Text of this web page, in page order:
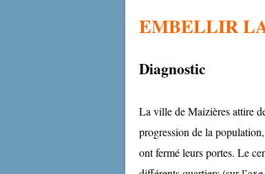
EMBELLIR
Diagnostic
La ville de Maizières attire
progression de la
ont fermé leurs portes. Le